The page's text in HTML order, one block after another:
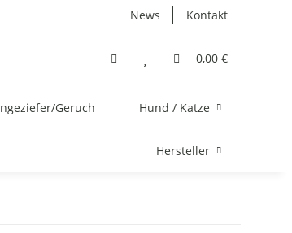
News Kontakt
0,00 €
Geruch Hund / Katze
Hersteller